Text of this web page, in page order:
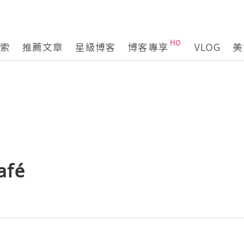
推薦文章 星級博客 博客專享 VLOG